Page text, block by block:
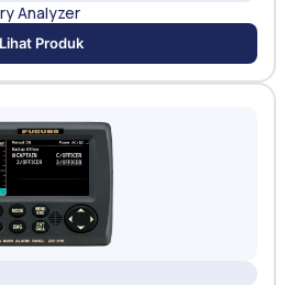
Analyzer
Lihat Produk